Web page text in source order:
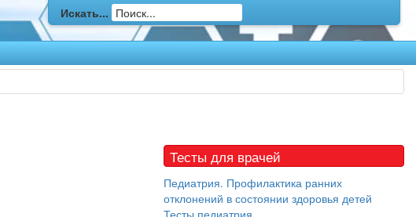
Искать...
Тесты для врачей
Педиатрия. Профилактика ранних
отклонений в состоянии здоровья детей
Тесты педиатрия